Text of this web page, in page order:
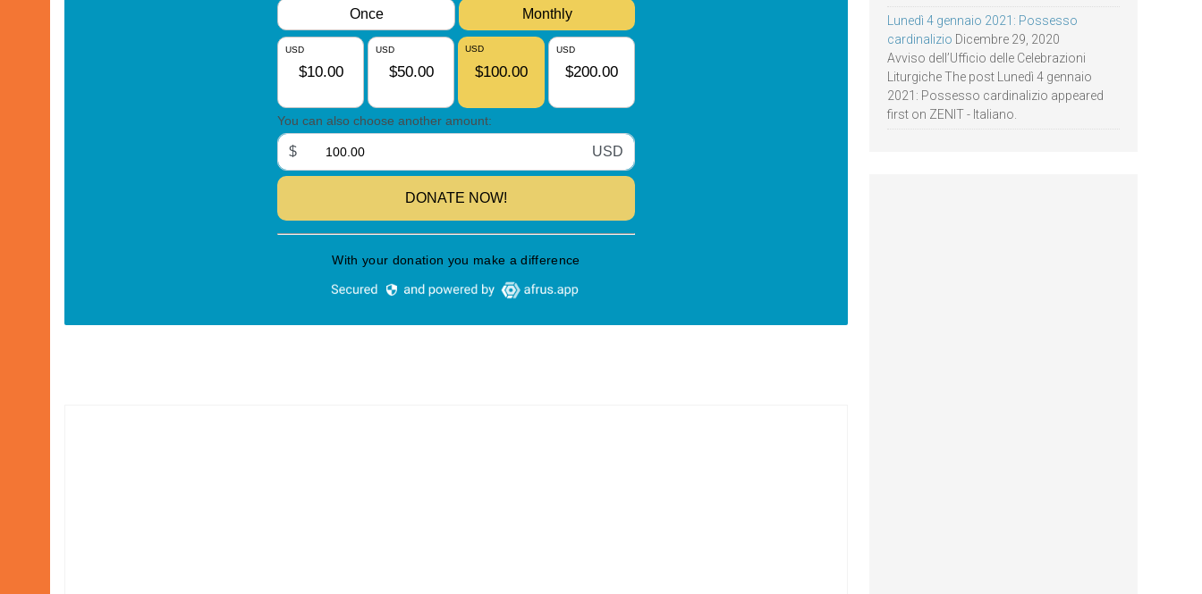
Lunedì 4 gennaio 2021: Possesso
cardinalizio Dicembre 29, 2020
Avviso dell’Ufficio delle Celebrazioni
Liturgiche The post Lunedì 4 gennaio
2021: Possesso cardinalizio appeared
first on ZENIT - Italiano.